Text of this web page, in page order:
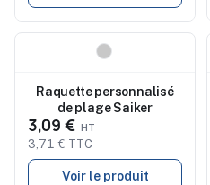
Raquette personnalisé
de plage Saiker
3,09 €
3,71 € TTC
Voir le produit